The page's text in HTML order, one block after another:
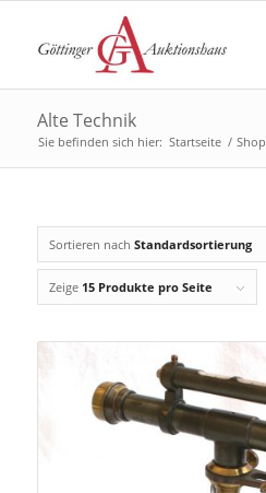
Alte Technik
Sie befinden sich hier: Startseite / Shop
Sortieren nach Standardsortierung
Zeige 15 Produkte pro Seite